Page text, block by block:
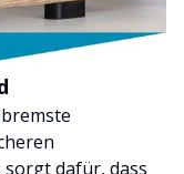
sorgt dafür, dass